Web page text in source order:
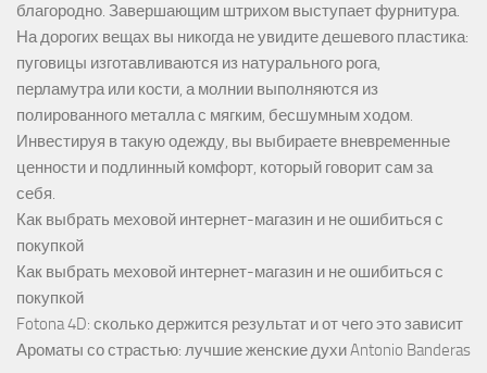
благородно. Завершающим штрихом выступает фурнитура.
На дорогих вещах вы никогда не увидите дешевого пластика:
пуговицы изготавливаются из натурального рога,
перламутра или кости, а молнии выполняются из
полированного металла с мягким, бесшумным ходом.
Инвестируя в такую одежду, вы выбираете вневременные
ценности и подлинный комфорт, который говорит сам за
себя.
Как выбрать меховой интернет-магазин и не ошибиться с
покупкой
Как выбрать меховой интернет-магазин и не ошибиться с
покупкой
Fotona 4D: сколько держится результат и от чего это зависит
Ароматы со страстью: лучшие женские духи Antonio Banderas